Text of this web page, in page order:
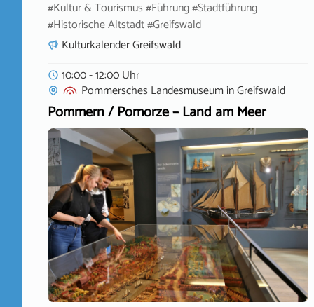
#Kultur & Tourismus #Führung #Stadtführung
#Historische Altstadt #Greifswald
Kulturkalender Greifswald
10:00 - 12:00 Uhr
Pommersches LandesmuseuminGreifswald
Pommern / Pomorze – Land am Meer